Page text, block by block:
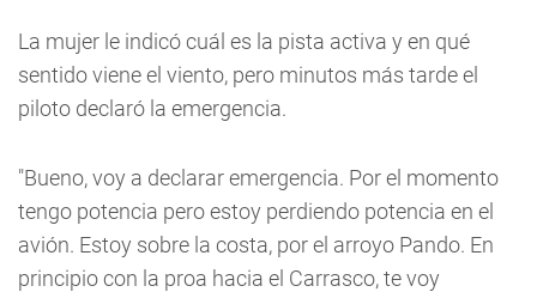
La mujer le indicó cuál es la pista activa y en qué
sentido viene el viento, pero minutos más tarde el
piloto declaró la emergencia.
"Bueno, voy a declarar emergencia. Por el momento
tengo potencia pero estoy perdiendo potencia en el
avión. Estoy sobre la costa, por el arroyo Pando. En
principio con la proa hacia el Carrasco, te voy